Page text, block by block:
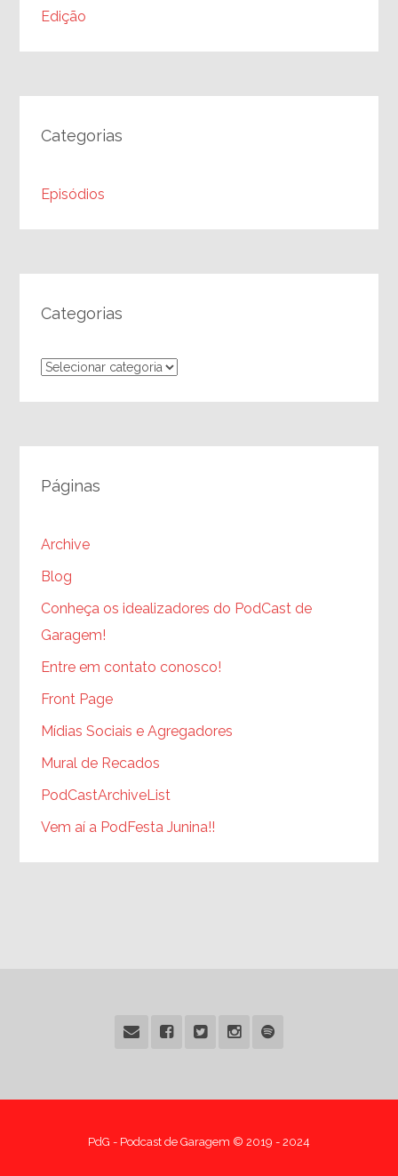
Edição
Categorias
Episódios
Categorias
Categorias
Páginas
Archive
Blog
Conheça os idealizadores do PodCast de
Garagem!
Entre em contato conosco!
Front Page
Mídias Sociais e Agregadores
Mural de Recados
PodCastArchiveList
Vem aí a PodFesta Junina!!
PdG - Podcast de Garagem © 2019 - 2024